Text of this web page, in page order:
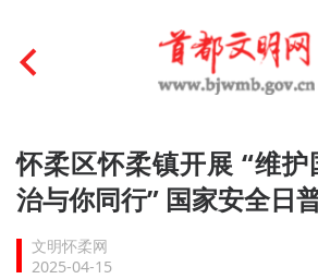
首页
文明创建
文明实践
怀柔区怀柔镇开展 “维
治与你同行” 国家安全日
文明怀柔网
2025-04-15